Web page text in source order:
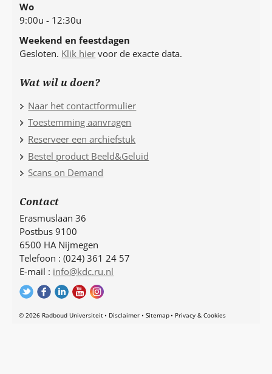
Wo
9:00u - 12:30u
Weekend en feestdagen
Gesloten. Klik hier voor de exacte data.
Wat wil u doen?
Naar het contactformulier
Toestemming aanvragen
Reserveer een archiefstuk
Bestel product Beeld&Geluid
Scans on Demand
Contact
Erasmuslaan 36
Postbus 9100
6500 HA Nijmegen
Telefoon : (024) 361 24 57
E-mail : info@kdc.ru.nl
© 2026 Radboud Universiteit Disclaimer Sitemap Privacy & Cookies